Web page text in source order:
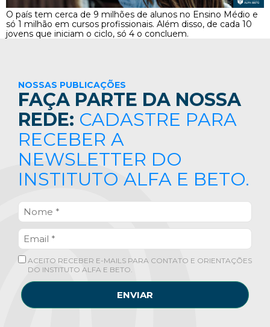
O país tem cerca de 9 milhões de alunos no Ensino Médio e
só 1 milhão em cursos profissionais. Além disso, de cada 10
jovens que iniciam o ciclo, só 4 o concluem.
NOSSAS PUBLICAÇÕES
FAÇA PARTE DA NOSSA
REDE: CADASTRE PARA
RECEBER A
NEWSLETTER DO
INSTITUTO ALFA E BETO.
ACEITO RECEBER E-MAILS PARA CONTATO E ORIENTAÇÕES
DO INSTITUTO ALFA E BETO.
ENVIAR